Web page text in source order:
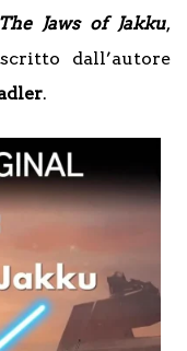
The Jaws of Jakku,
dall’autore
.